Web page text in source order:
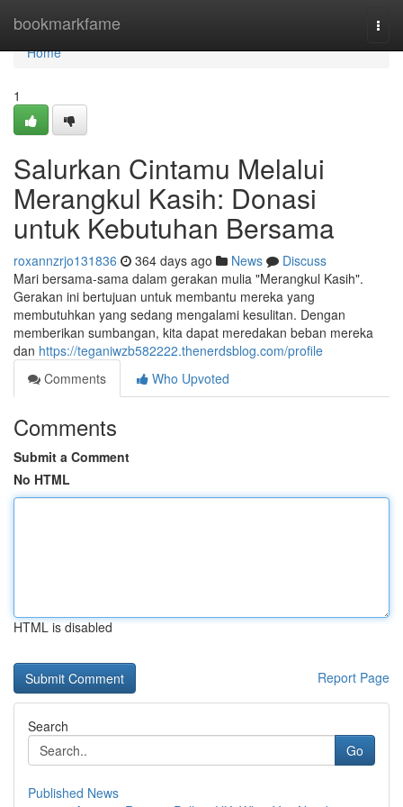
bookmarkfame
Home
Home
1
Salurkan Cintamu Melalui
Merangkul Kasih: Donasi
untuk Kebutuhan Bersama
roxannzrjo131836 364 days ago News
Discuss
Mari bersama-sama dalam gerakan mulia "Merangkul Kasih".
Gerakan ini bertujuan untuk membantu mereka yang
membutuhkan yang sedang mengalami kesulitan. Dengan
memberikan sumbangan, kita dapat meredakan beban mereka
dan https://teganiwzb582222.thenerdsblog.com/profile
Comments
Who Upvoted
Comments
Submit a Comment
No HTML
HTML is disabled
Report Page
Search
Go
Published News